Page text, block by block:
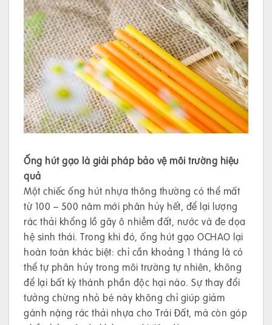
Ống hút gạo là giải pháp bảo vệ môi trường hiệu
quả
Một chiếc ống hút nhựa thông thường có thể mất
từ 100 – 500 năm mới phân hủy hết, để lại lượng
rác thải khổng lồ gây ô nhiễm đất, nước và đe dọa
hệ sinh thái. Trong khi đó, ống hút gạo OCHAO lại
hoàn toàn khác biệt: chỉ cần khoảng 1 tháng là có
thể tự phân hủy trong môi trường tự nhiên, không
để lại bất kỳ thành phần độc hại nào. Sự thay đổi
tưởng chừng nhỏ bé này không chỉ giúp giảm
gánh nặng rác thải nhựa cho Trái Đất, mà còn góp